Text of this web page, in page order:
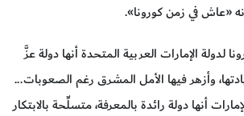
«عاش في زمن كورونا».
لدولة الإمارات العربية المتحدة أنها دولة عزَّ
وأزهر فيها الأمل المشرق رغم الصعوبات...
أنها دولة رائدة بالمعرفة، متسلِّحة بالابتكار